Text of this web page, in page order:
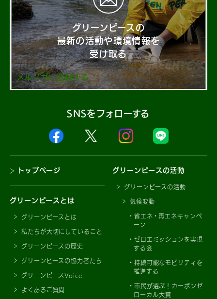
グリーンピースの
最新の活動や環境情報を
受け取る
メルマガに登録する
SNSをフォローする
トップページ
グリーンピースとは
グリーンピースとは
私たちが大切にしていること
グリーンピースの歴史
グリーンピースの協力者たち
グリーンピースVoice
よくあるご質問
グリーンピースの活動
グリーンピースの活動
気候変動
省エネ・再エネキャンペ
ーン
ゼロエミッションを実現
する会
持続可能なモビリティを
推進する
市民が選ぶ！カーボンゼ
ローカル大賞